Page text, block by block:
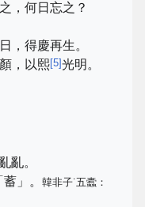
，何日忘之？
，得慶再生。
，以熙[5]光明。
亂。
」。 韓非子˙五蠹：